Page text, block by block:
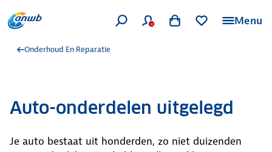
Menu
Onderhoud En Reparatie
Auto-onderdelen uitgelegd
Je auto bestaat uit honderden, zo niet duizenden